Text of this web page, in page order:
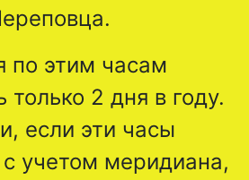
по этим часам
только 2 дня в году.
если эти часы
учетом меридиана,